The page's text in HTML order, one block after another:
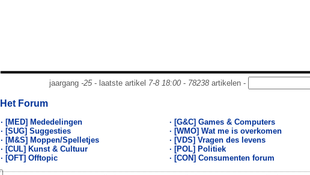
jaargang -25- laatste artikel 7-8 18:00- 78238artikelen -
Het Forum
· [MED] Mededelingen
· [SUG] Suggesties
· [M&S] Moppen/Spelletjes
· [CUL] Kunst & Cultuur
· [OFT] Offtopic
· [G&C] Games & Computers
· [WMO] Wat me is overkomen
· [VDS] Vragen des levens
· [POL] Politiek
· [CON] Consumenten forum